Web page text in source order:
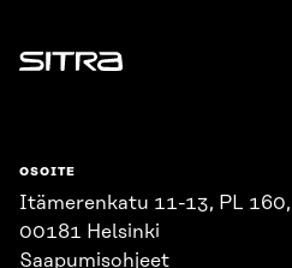
Sitra
OSOITE
Itämerenkatu 11-13, PL 160,
00181 Helsinki
Saapumisohjeet